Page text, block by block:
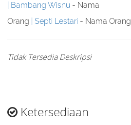
Bambang Wisnu - Nama
Orang
Septi Lestari - Nama Orang
Tidak Tersedia Deskripsi
Ketersediaan